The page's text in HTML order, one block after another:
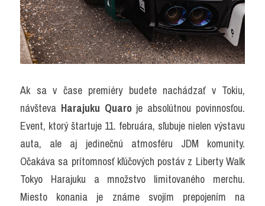
Ak sa v čase premiéry budete nachádzať v Tokiu,
návšteva Harajuku Quaro je absolútnou povinnosťou.
Event, ktorý štartuje 11. februára, sľubuje nielen výstavu
auta, ale aj jedinečnú atmosféru JDM komunity.
Očakáva sa prítomnosť kľúčových postáv z Liberty Walk
Tokyo Harajuku a množstvo limitovaného merchu.
Miesto konania je známe svojím prepojením na